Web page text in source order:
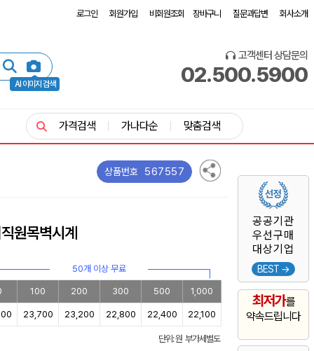
로그인 회원가입 비회원조회 장바구니 질문과답변 회사소개
AI 이미지 검색
고객센터 상담문의
02.500.5900
공공기관
우선구매
대상기업
BEST →
최저가를
약속드립니다
가격검색 가나다순 맞춤검색
상품번호 567557
원목벽시계
50개 이상 무료
100 200 300 500 1,000
23,700 23,200 22,800 22,400 22,100
단위: 원 부가세별도